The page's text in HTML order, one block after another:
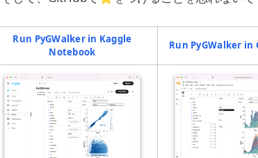
Run PyGWalker in Kaggle
Notebook(opens in a new tab)Run PyGWalker in